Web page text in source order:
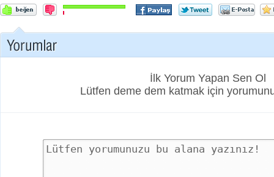
İlk Yorum Yapan Sen Ol
Lütfen deme dem katmak için